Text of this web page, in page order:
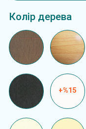
Колір дерева
+%15